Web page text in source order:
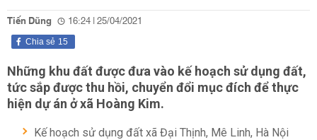
Tiến Dũng 16:24 | 25/04/2021
15
Chia sẻ
Những khu đất được đưa vào kế hoạch sử dụng đất,
tức sắp được thu hồi, chuyển đổi mục đích để thực
hiện dự án ở xã Hoàng Kim.
Kế hoạch sử dụng đất xã Đại Thịnh, Mê Linh, Hà Nội